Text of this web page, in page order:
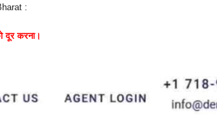
:
दूर करना।